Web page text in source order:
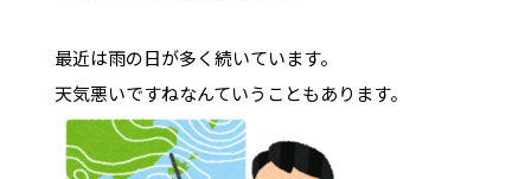
最近は雨の日が多く続いています。
天気悪いですねなんていうこともあります。